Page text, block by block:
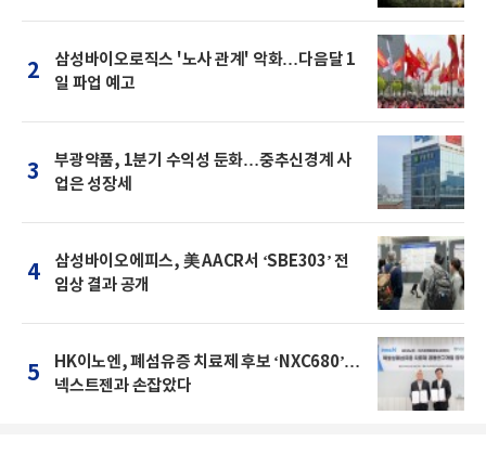
2
삼성바이오로직스 '노사 관계' 악화…다음달 1
일 파업 예고
3
부광약품, 1분기 수익성 둔화…중추신경계 사
업은 성장세
4
삼성바이오에피스, 美 AACR서 ‘SBE303’ 전
임상 결과 공개
5
HK이노엔, 폐섬유증 치료제 후보 ‘NXC680’…
넥스트젠과 손잡았다